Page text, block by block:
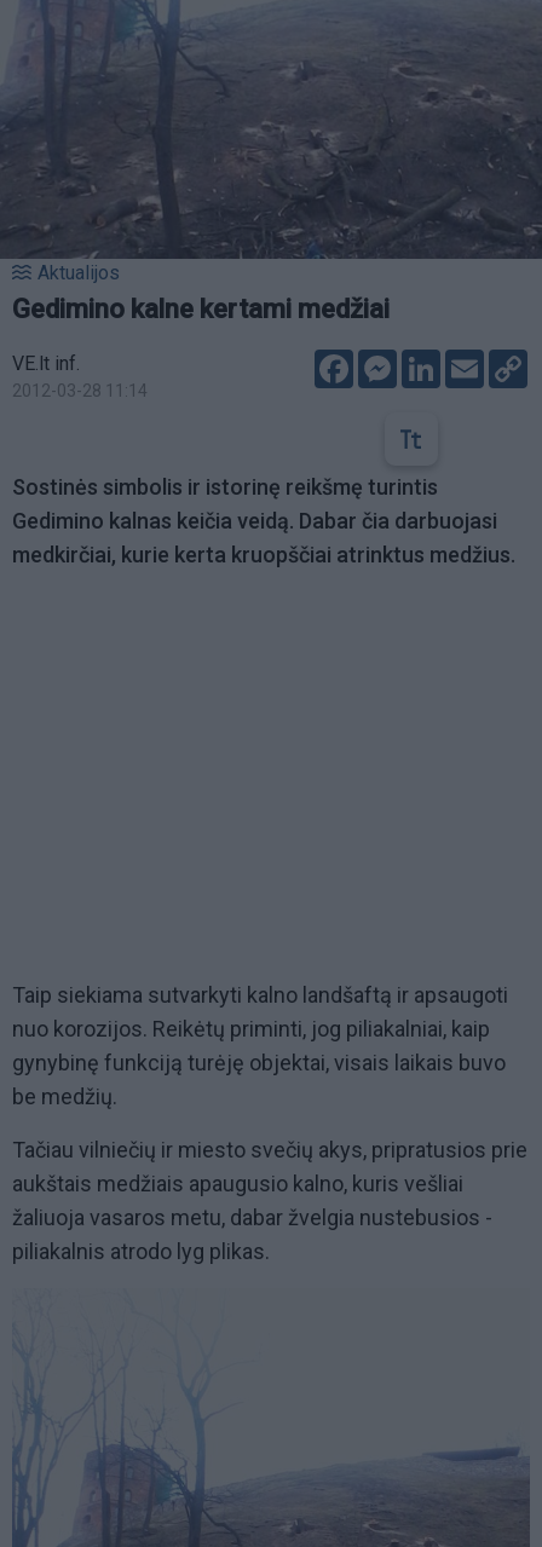
Aktualijos
Gedimino kalne kertami medžiai
VE.lt inf.
2012-03-28 11:14
FacebookMessenger
LinkedIn
Email
Sostinės simbolis ir istorinę reikšmę turintis
Gedimino kalnas keičia veidą. Dabar čia darbuojasi
medkirčiai, kurie kerta kruopščiai atrinktus medžius.
Taip siekiama sutvarkyti kalno landšaftą ir apsaugoti
nuo korozijos. Reikėtų priminti, jog piliakalniai, kaip
gynybinę funkciją turėję objektai, visais laikais buvo
be medžių.
Tačiau vilniečių ir miesto svečių akys, pripratusios prie
aukštais medžiais apaugusio kalno, kuris vešliai
žaliuoja vasaros metu, dabar žvelgia nustebusios -
piliakalnis atrodo lyg plikas.